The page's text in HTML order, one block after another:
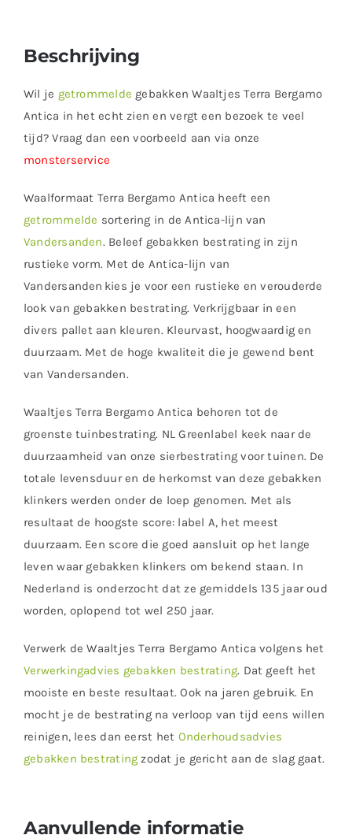
Beschrijving
Wil je getrommelde gebakken Waaltjes Terra Bergamo
Antica in het echt zien en vergt een bezoek te veel
tijd? Vraag dan een voorbeeld aan via onze
monsterservice
Waalformaat Terra Bergamo Antica heeft een
getrommelde sortering in de Antica-lijn van
Vandersanden. Beleef gebakken bestrating in zijn
rustieke vorm. Met de Antica-lijn van
Vandersanden kies je voor een rustieke en verouderde
look van gebakken bestrating. Verkrijgbaar in een
divers pallet aan kleuren. Kleurvast, hoogwaardig en
duurzaam. Met de hoge kwaliteit die je gewend bent
van Vandersanden.
Waaltjes Terra Bergamo Antica behoren tot de
groenste tuinbestrating. NL Greenlabel keek naar de
duurzaamheid van onze sierbestrating voor tuinen. De
totale levensduur en de herkomst van deze gebakken
klinkers werden onder de loep genomen. Met als
resultaat de hoogste score: label A, het meest
duurzaam. Een score die goed aansluit op het lange
leven waar gebakken klinkers om bekend staan. In
Nederland is onderzocht dat ze gemiddels 135 jaar oud
worden, oplopend tot wel 250 jaar.
Verwerk de Waaltjes Terra Bergamo Antica volgens het
Verwerkingadvies gebakken bestrating. Dat geeft het
mooiste en beste resultaat. Ook na jaren gebruik. En
mocht je de bestrating na verloop van tijd eens willen
reinigen, lees dan eerst het Onderhoudsadvies
gebakken bestrating zodat je gericht aan de slag gaat.
Aanvullende informatie